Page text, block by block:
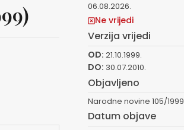
06.08.2026.
Ne vrijedi
Verzija vrijedi
OD: 21.10.1999.
DO: 30.07.2010.
Objavljeno
Narodne novine 105/1999
Datum objave